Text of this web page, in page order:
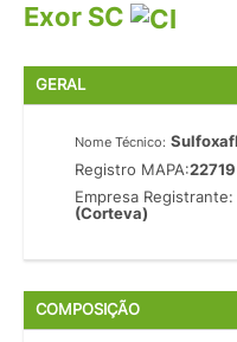
Exor SC
GERAL
Nome Técnico:
Registro MAPA:22719
Empresa
(Corteva)
COMPOSIÇÃO